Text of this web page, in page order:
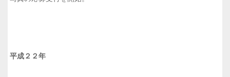
平成２２年